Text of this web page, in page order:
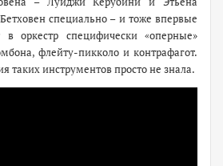
специально – и тоже впервые
оркестр специфически «оперные»
флейту-пикколо и контрафагот.
таких инструментов просто не знала.